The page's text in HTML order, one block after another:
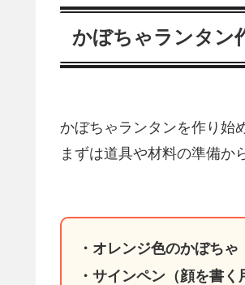
かぼちゃランタン
かぼちゃランタンを作り始
まずは道具や材料の準備か
・オレンジ色のかぼちゃ
・サインペン（顔を書く